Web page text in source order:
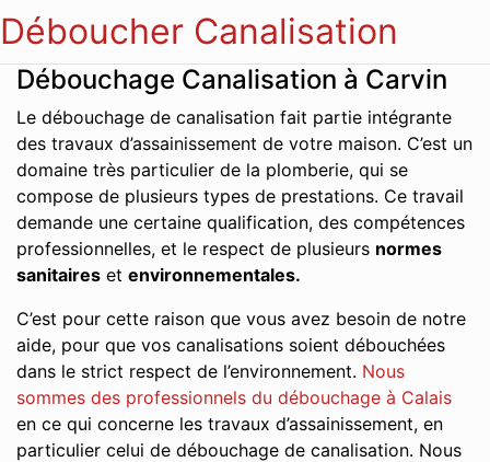
Déboucher Canalisation
Débouchage Canalisation à Carvin
Le débouchage de canalisation fait partie intégrante
des travaux d’assainissement de votre maison. C’est un
domaine très particulier de la plomberie, qui se
compose de plusieurs types de prestations. Ce travail
demande une certaine qualification, des compétences
professionnelles, et le respect de plusieurs normes
sanitaires et environnementales.
C’est pour cette raison que vous avez besoin de notre
aide, pour que vos canalisations soient débouchées
dans le strict respect de l’environnement. Nous
sommes des professionnels du débouchage à Calais
en ce qui concerne les travaux d’assainissement, en
particulier celui de débouchage de canalisation. Nous